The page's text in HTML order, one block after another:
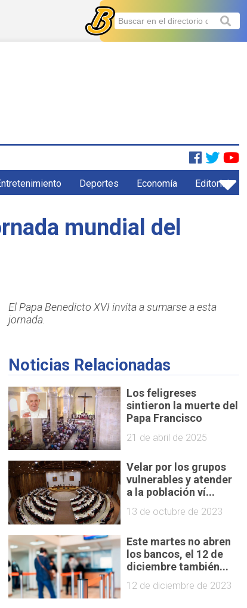
Deportes Economía Editorial
mundial del
El Papa Benedicto XVI invita a sumarse a esta
jornada.
Noticias Relacionadas
Los feligreses
sintieron la muerte del
Papa Francisco
21 de abril de 2025
Velar por los grupos
vulnerables y atender
a la población ví...
13 de octubre de 2023
Este martes no abren
los bancos, el 12 de
diciembre también...
12 de diciembre de 2023